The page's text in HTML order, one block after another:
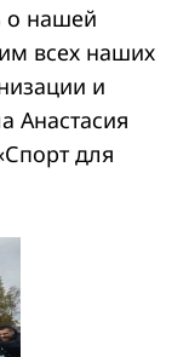
о нашей
всех наших
и
Анастасия
для